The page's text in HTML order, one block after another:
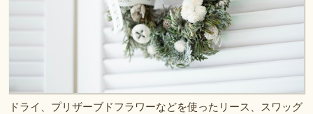
ドライ、プリザーブドフラワーなどを使ったリース、スワッグ